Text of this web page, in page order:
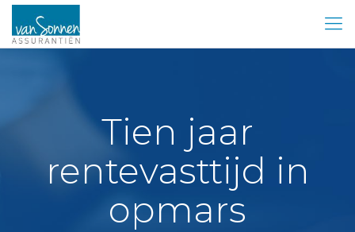
Tien jaar
rentevasttijd in
opmars